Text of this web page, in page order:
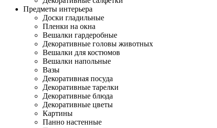
Предметы интерьера
Доски гладильные
Пленки на окна
Вешалки гардеробные
Декоративные головы животных
Вешалки для костюмов
Вешалки напольные
Вазы
Декоративная посуда
Декоративные тарелки
Декоративные блюда
Декоративные цветы
Картины
Панно настенные